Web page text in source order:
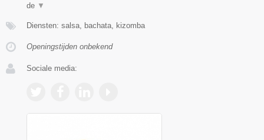
de ▼
Diensten: salsa, bachata, kizomba
Openingstijden onbekend
Sociale media: